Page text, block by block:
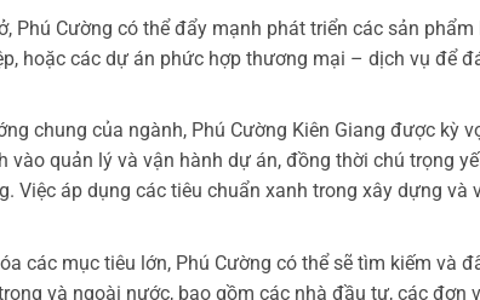
Phú Cường có thể đẩy mạnh phát triển các sản phẩm
hoặc các dự án phức hợp thương mại – dịch vụ để
chung của ngành, Phú Cường Kiên Giang được kỳ
quản lý và vận hành dự án, đồng thời chú trọng
Việc áp dụng các tiêu chuẩn xanh trong xây dựng và
các mục tiêu lớn, Phú Cường có thể sẽ tìm kiếm và
và ngoài nước, bao gồm các nhà đầu tư, các đơn